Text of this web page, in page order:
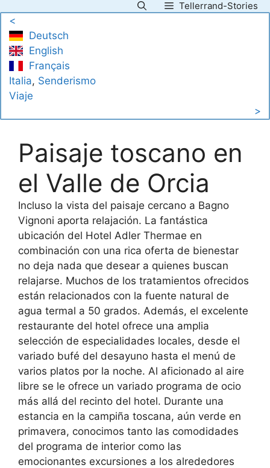
contenido
Tellerrand-Stories
<
Deutsch
English
Français
Italia, Senderismo
Viaje
>
Paisaje toscano en
el Valle de Orcia
Incluso la vista del paisaje cercano a Bagno
Vignoni aporta relajación. La fantástica
ubicación del Hotel Adler Thermae en
combinación con una rica oferta de bienestar
no deja nada que desear a quienes buscan
relajarse. Muchos de los tratamientos ofrecidos
están relacionados con la fuente natural de
agua termal a 50 grados. Además, el excelente
restaurante del hotel ofrece una amplia
selección de especialidades locales, desde el
variado bufé del desayuno hasta el menú de
varios platos por la noche. Al aficionado al aire
libre se le ofrece un variado programa de ocio
más allá del recinto del hotel. Durante una
estancia en la campiña toscana, aún verde en
primavera, conocimos tanto las comodidades
del programa de interior como las
emocionantes excursiones a los alrededores